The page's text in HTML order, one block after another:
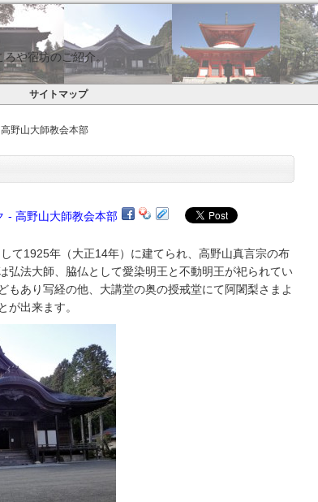
や宿坊のご紹介。
サイトマップ
野山大師教会本部
て1925年（大正14年）に建てられ、高野山真言宗の布
弘法大師、脇仏として愛染明王と不動明王が祀られてい
もあり写経の他、大講堂の奥の授戒堂にて阿闍梨さまよ
が出来ます。